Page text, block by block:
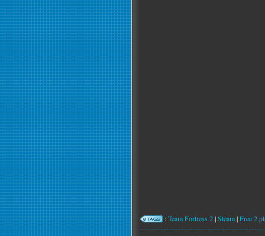
:Team Fortress 2|Steam|Free 2